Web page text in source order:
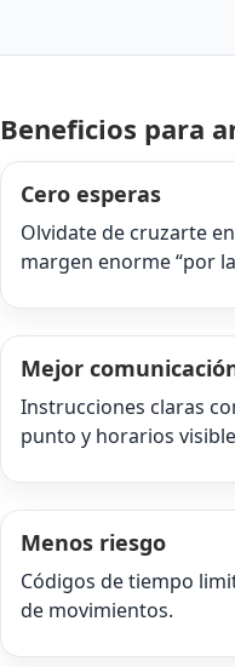
Beneficios para
Cero esperas
Olvidate de cruzarte
margen enorme “por
Mejor
Instrucciones claras
punto y horarios
Menos riesgo
Códigos de tiempo
de movimientos.